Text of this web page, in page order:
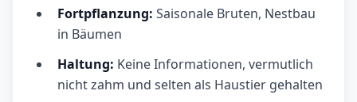
Fortpflanzung: Saisonale Bruten, Nestbau
in Bäumen
Haltung: Keine Informationen, vermutlich
nicht zahm und selten als Haustier gehalten